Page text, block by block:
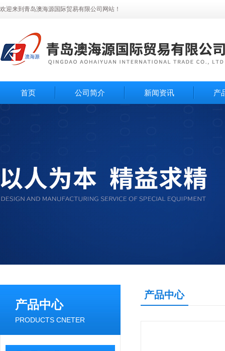
欢迎来到青岛澳海源国际贸易有限公司网站！
首页 公司简介 新闻资讯 产
产品中心
PRODUCTS CNETER
产品中心